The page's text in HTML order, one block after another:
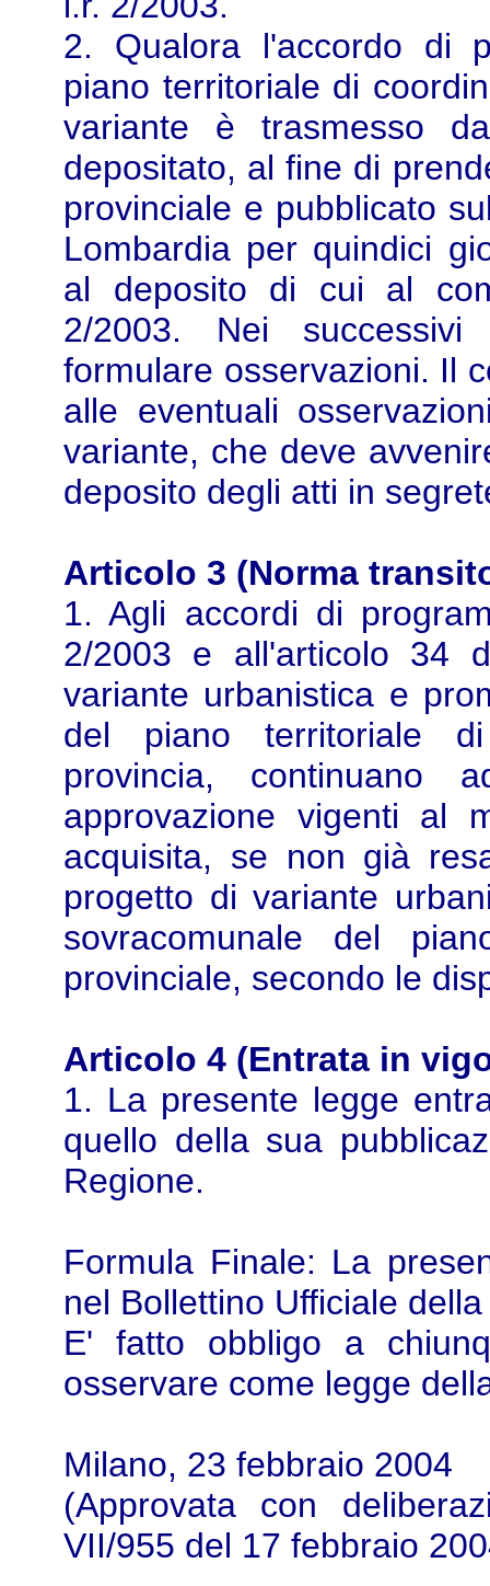
2. Qualora l'accordo di
piano territoriale di
variante è trasmesso
depositato, al fine di
provinciale e pubblicato
Lombardia per quindici
al deposito di cui al
2/2003. Nei
formulare osservazioni. Il
alle eventuali
variante, che deve
deposito degli atti in
Articolo 3 (Norma
1. Agli accordi di
2/2003 e all'articolo 34
variante urbanistica e
del piano territoriale
provincia, continuano
approvazione vigenti al
acquisita, se non già
progetto di variante
sovracomunale del
provinciale, secondo le
Articolo 4 (Entrata in
1. La presente legge
quello della sua
Regione.
Formula Finale: La
nel Bollettino Ufficiale
E' fatto obbligo a
osservare come legge
Milano, 23 febbraio 2004
(Approvata con
VII/955 del 17 febbraio